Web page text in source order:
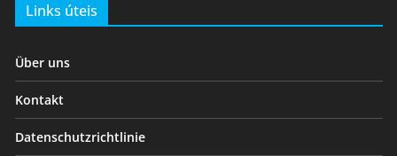
Links úteis
Über uns
Kontakt
Datenschutzrichtlinie